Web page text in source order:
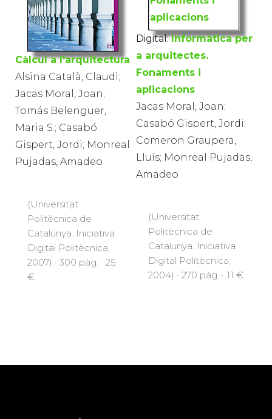
Càlcul a l'arquitectura
Alsina Català, Claudi;
Jacas Moral, Joan;
Tomás Belenguer,
Maria S.; Casabó
Gispert, Jordi; Monreal
Pujadas, Amadeo
(Universitat
Politècnica de
Catalunya. Iniciativa
Digital Politècnica,
2007) · 300 pàg. · 25
€
Digital: Informàtica per
a arquitectes.
Fonaments i
aplicacions
Jacas Moral, Joan;
Casabó Gispert, Jordi;
Comeron Graupera,
Lluís; Monreal Pujadas,
Amadeo
(Universitat
Politècnica de
Catalunya. Iniciativa
Digital Politècnica,
2004) · 270 pàg. · 11 €